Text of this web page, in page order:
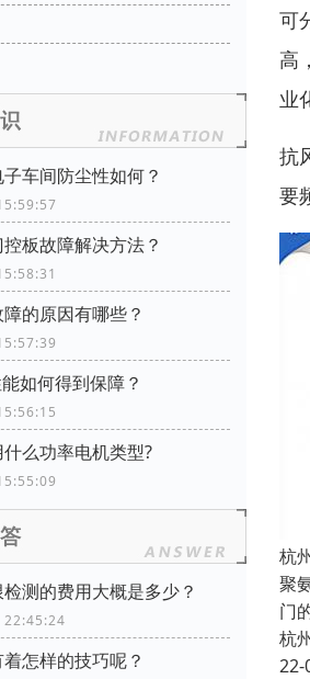
车间防尘性如何？
板故障解决方法？
的原因有哪些？
如何得到保障？
么功率电机类型?
测的费用大概是多少？
怎样的技巧呢？
可
高
业
抗
要
杭
聚
门
杭
22-